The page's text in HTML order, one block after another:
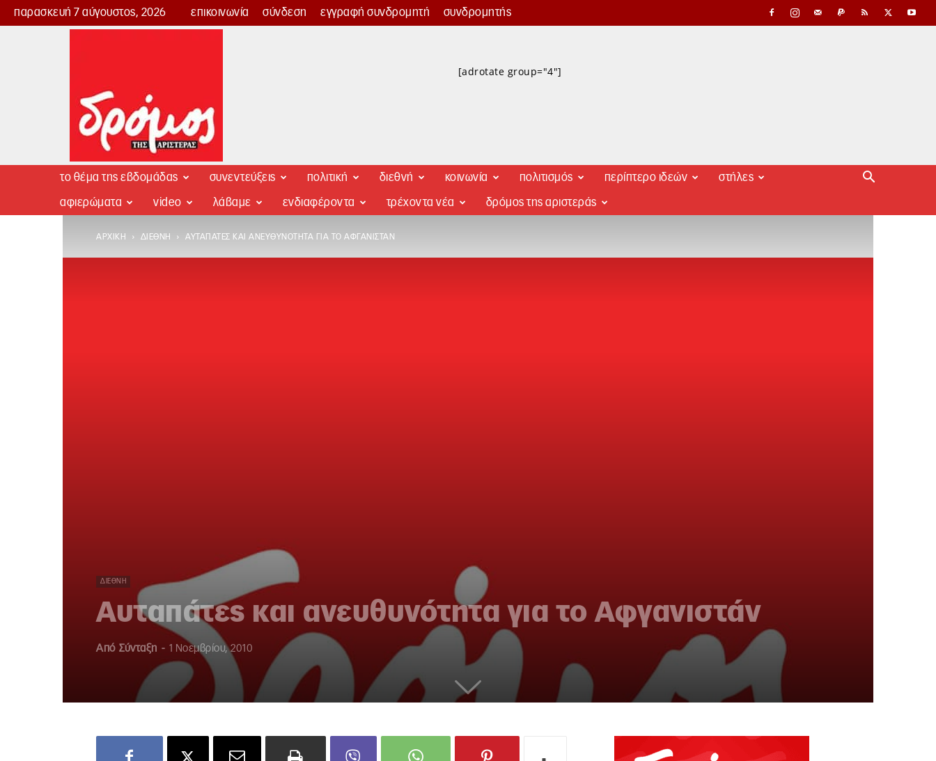
παρασκευή 7 αύγουστος, 2026 επικοινωνία σύνδεση εγγραφή συνδρομητή συνδρομητής
Δρόμος
[adrotate group="4"]
το θέμα της εβδομάδας συνεντεύξεις πολιτική διεθνή κοινωνία πολιτισμός περίπτερο ιδεών στήλες
αφιερώματα video λάβαμε ενδιαφέροντα τρέχοντα νέα δρόμος της αριστεράς
ΑΡΧΙΚΉ ΔΙΕΘΝΉ ΑΥΤΑΠΆΤΕΣ ΚΑΙ ΑΝΕΥΘΥΝΌΤΗΤΑ ΓΙΑ ΤΟ ΑΦΓΑΝΙΣΤΆΝ
ΔΙΕΘΝΉ
Αυταπάτες και ανευθυνότητα για το Αφγανιστάν
Από Σύνταξη - 1 Νοεμβρίου, 2010